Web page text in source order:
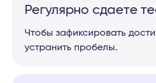
объектные,
Регулярно сдаете
Чтобы зафиксировать
устранить пробелы.